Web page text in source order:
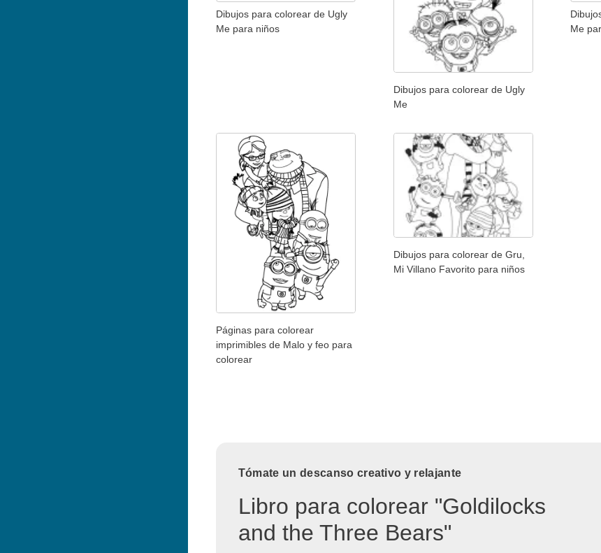
Dibujos para colorear de Ugly
Me para niños
Dibujos para colorear de Ugly
Me
Me
Páginas para colorear
imprimibles de Malo y feo para
colorear
Dibujos para colorear de Gru,
Mi Villano Favorito para niños
Tómate un descanso creativo y relajante
Libro para colorear "Goldilocks
and the Three Bears"